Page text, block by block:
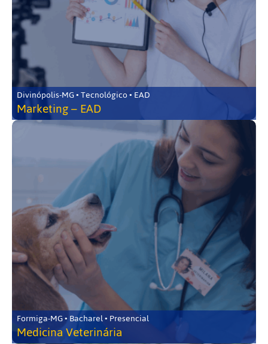
Divinópolis-MG • Tecnológico • EAD
Marketing – EAD
Formiga-MG • Bacharel • Presencial
Medicina Veterinária